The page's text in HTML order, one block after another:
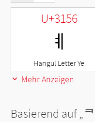
U+3156
ㅖ
Hangul Letter Ye
Mehr Anzeigen
Basierend auf „ᄏ